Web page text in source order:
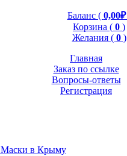
Баланс ( 0,00₽
Корзина ( 0 )
Желания ( 0 )
Главная
Заказ по ссылке
Вопросы-ответы
Регистрация
Маски в Крыму